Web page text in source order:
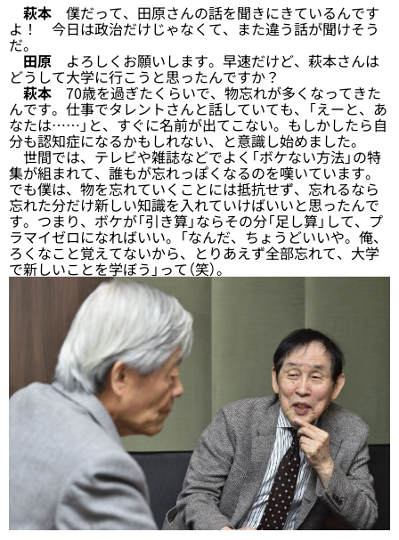
萩本 僕だって、田原さんの話を聞きにきているんです
よ！ 今日は政治だけじゃなくて、また違う話が聞けそう
だ。
田原 よろしくお願いします。早速だけど、萩本さんは
どうして大学に行こうと思ったんですか？
萩本 70歳を過ぎたくらいで、物忘れが多くなってきた
んです。仕事でタレントさんと話していても、「えーと、あ
なたは……」と、すぐに名前が出てこない。もしかしたら自
分も認知症になるかもしれない、と意識し始めました。
世間では、テレビや雑誌などでよく「ボケない方法」の特
集が組まれて、誰もが忘れっぽくなるのを嘆いています。
でも僕は、物を忘れていくことには抵抗せず、忘れるなら
忘れた分だけ新しい知識を入れていけばいいと思ったんで
す。つまり、ボケが「引き算」ならその分「足し算」して、プ
ラマイゼロになればいい。「なんだ、ちょうどいいや。俺、
ろくなこと覚えてないから、とりあえず全部忘れて、大学
で新しいことを学ぼう」って（笑）。